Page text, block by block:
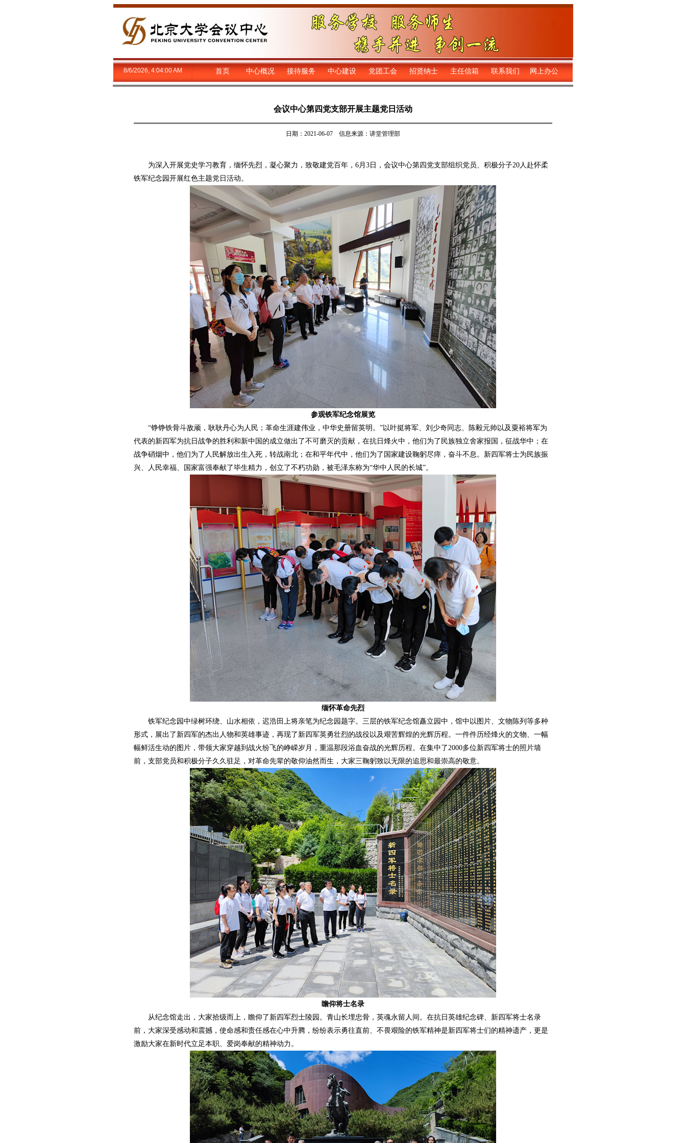
8/6/2026, 4:04:01 AM 首页 中心概况 接待服务 中心建设 党团工会 招贤纳士 主任信箱 联系我们 网上办公
会议中心第四党支部开展主题党日活动
日期：2021-06-07 信息来源：讲堂管理部
为深入开展党史学习教育，缅怀先烈，凝心聚力，致敬建党百年，6月3日，会议中心第四党支部组织党员、积极分子20人赴怀柔
铁军纪念园开展红色主题党日活动。
参观铁军纪念馆展览
“铮铮铁骨斗敌顽，耿耿丹心为人民；革命生涯建伟业，中华史册留英明。”以叶挺将军、刘少奇同志、陈毅元帅以及粟裕将军为
代表的新四军为抗日战争的胜利和新中国的成立做出了不可磨灭的贡献，在抗日烽火中，他们为了民族独立舍家报国，征战华中；在
战争硝烟中，他们为了人民解放出生入死，转战南北；在和平年代中，他们为了国家建设鞠躬尽瘁，奋斗不息。新四军将士为民族振
兴、人民幸福、国家富强奉献了毕生精力，创立了不朽功勋，被毛泽东称为“华中人民的长城”。
缅怀革命先烈
铁军纪念园中绿树环绕、山水相依，迟浩田上将亲笔为纪念园题字。三层的铁军纪念馆矗立园中，馆中以图片、文物陈列等多种
形式，展出了新四军的杰出人物和英雄事迹，再现了新四军英勇壮烈的战役以及艰苦辉煌的光辉历程。一件件历经烽火的文物、一幅
幅鲜活生动的图片，带领大家穿越到战火纷飞的峥嵘岁月，重温那段浴血奋战的光辉历程。在集中了2000多位新四军将士的照片墙
前，支部党员和积极分子久久驻足，对革命先辈的敬仰油然而生，大家三鞠躬致以无限的追思和最崇高的敬意。
瞻仰将士名录
从纪念馆走出，大家拾级而上，瞻仰了新四军烈士陵园。青山长埋忠骨，英魂永留人间。在抗日英雄纪念碑、新四军将士名录
前，大家深受感动和震撼，使命感和责任感在心中升腾，纷纷表示勇往直前、不畏艰险的铁军精神是新四军将士们的精神遗产，更是
激励大家在新时代立足本职、爱岗奉献的精神动力。